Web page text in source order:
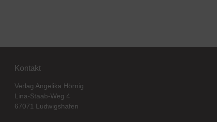
Kontakt
Verlag Angelika Hörnig
Lina-Staab-Weg 4
67071 Ludwigshafen